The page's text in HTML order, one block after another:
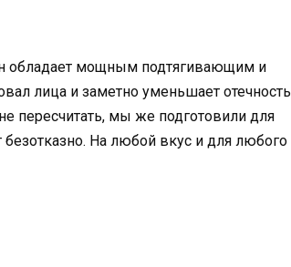
обладает мощным подтягивающим и
лица и заметно уменьшает отечность
пересчитать, мы же подготовили для
безотказно. На любой вкус и для любого